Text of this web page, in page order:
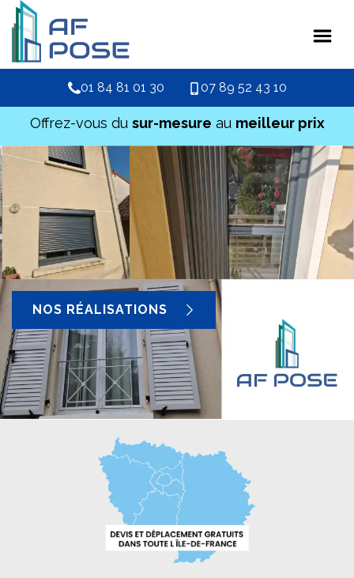
01 84 81 01 30 07 89 52 43 10
Offrez-vous du sur-mesure au meilleur prix
NOS RÉALISATIONS